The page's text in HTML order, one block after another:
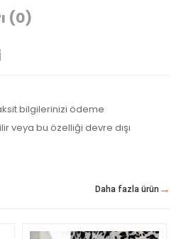
(0)
bilgilerinizi ödeme
veya bu özelliği devre dışı
Daha fazla ürün